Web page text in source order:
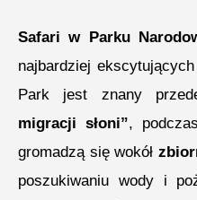
Safari w Parku
najbardziej
Park jest znany
migracji słoni”,
gromadzą się wokół
poszukiwaniu wody i